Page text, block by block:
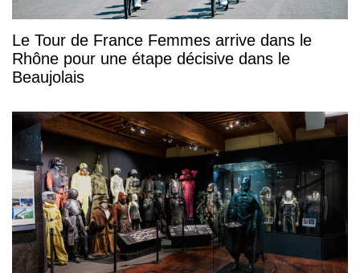
Le Tour de France Femmes arrive dans le
Rhône pour une étape décisive dans le
Beaujolais